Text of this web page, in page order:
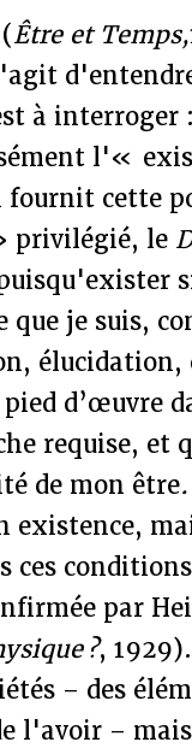
(Être et Temps,
à
l'«
cette
le
que je suis,
d’œuvre
requise, et
de mon être
existence,
ces
par
?,
– des
l'avoir –